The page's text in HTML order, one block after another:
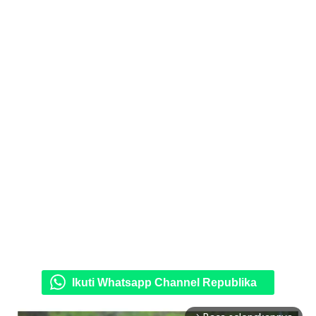
Ikuti Whatsapp Channel Republika